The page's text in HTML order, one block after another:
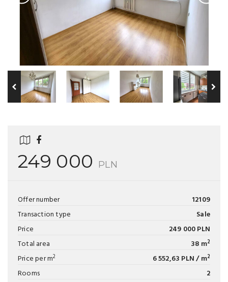
249 000 PLN
Offer number
12109
Transaction type
Sale
Price
249 000 PLN
Total area
38 m2
Price per m2 6 552,63 PLN / m2
Rooms
2